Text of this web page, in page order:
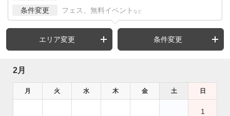
条件変更 フェス、無料イベント など
エリア変更 条件変更
2月
月 火 水 木 金 土 日
1